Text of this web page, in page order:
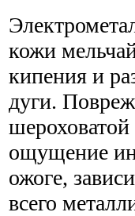
кожи
кипения и
дуги.
ощущение
ожоге,
всего